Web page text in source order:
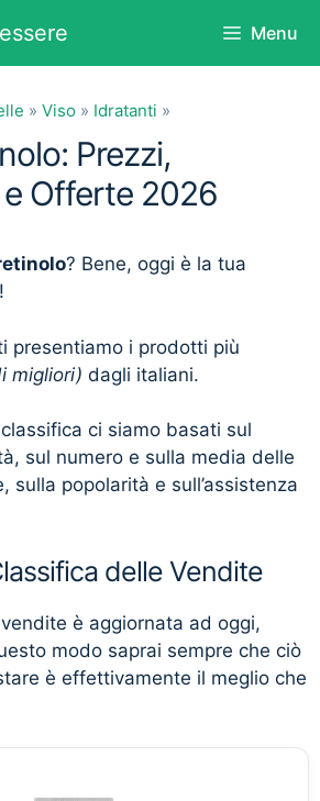
Menu
» Viso » Idratanti »
Prezzi,
Offerte 2026
? Bene, oggi è la tua
presentiamo i prodotti più
migliori) dagli italiani.
ci siamo basati sul
sul numero e sulla media delle
sulla popolarità e sull’assistenza
delle Vendite
è aggiornata ad oggi,
modo saprai sempre che ciò
è effettivamente il meglio che